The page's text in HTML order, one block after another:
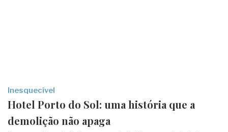
Inesquecível
Hotel Porto do Sol: uma história que a
demolição não apaga